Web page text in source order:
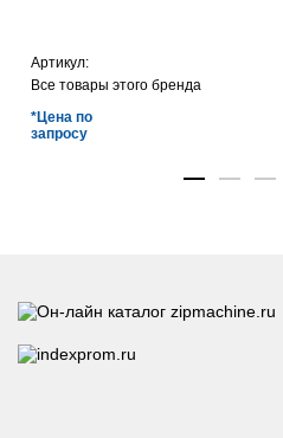
Артикул:
Все товары этого бренда
*Цена по
запросу